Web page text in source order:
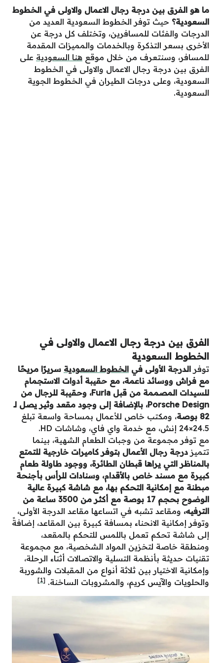
درجة رجال الاعمال والاولى في الخطوط
توفر الخطوط السعودية العديد من
للمسافرين، وتختلف كل درجة عن
وبالخدمات والمميزات المقدمة
من خلال موقعهنا السعوديةعلى
رجال الاعمال والاولى في الخطوط
درجات الطيران في الخطوط الجوية
رجال الاعمال والاولى في
فيالخطوط السعوديةسريرًا مريحًا
ناعمة، مع حقيبة أدوات الاستجمام
للسيدات المصممة من قبل Furla، وحقيبة للرجال من
Porsche Design، بالإضافة إلى وجود مقعد وثير يصل لـ
خاص للأعمال بمساحة واسعة تبلغ
من وجبات الطعام الشهية، بينما
الأعمال بتوفر كاميرات خارجية للتمتع
يراها قبطان الطائرة، ووجود طاولة طعام
خاص بالأقدام، وسنادات للرأس بأجنحة
التحكم بها، مع شاشة كبيرة عالية
الوضوح بحجم 17 بوصة مع أكثر من 3500 ساعة من
تشبه في اتساعها مقاعد الدرجة الأولى،
الانحناء بمسافة كبيرة بين المقاعد، إضافةً
تعمل باللمس للتحكم بالمقعد،
لتخزين المواد الشخصية، مع مجموعة
التسلية والاتصالات أثناء الرحلة،
بين ثلاثة أنواع من المقبلات والشوربة
كريم، والمشروبات الساخنة.